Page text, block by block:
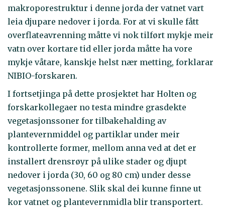
makroporestruktur i denne jorda der vatnet vart
leia djupare nedover i jorda. For at vi skulle fått
overflateavrenning måtte vi nok tilført mykje meir
vatn over kortare tid eller jorda måtte ha vore
mykje våtare, kanskje helst nær metting, forklarar
NIBIO-forskaren.
I fortsetjinga på dette prosjektet har Holten og
forskarkollegaer no testa mindre grasdekte
vegetasjonssoner for tilbakehalding av
plantevernmiddel og partiklar under meir
kontrollerte former, mellom anna ved at det er
installert drensrøyr på ulike stader og djupt
nedover i jorda (30, 60 og 80 cm) under desse
vegetasjonssonene. Slik skal dei kunne finne ut
kor vatnet og plantevernmidla blir transportert.